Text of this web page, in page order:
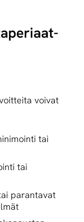
voivat
tai
tai
parantavat